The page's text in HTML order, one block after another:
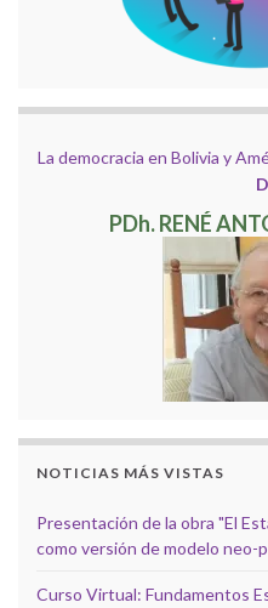
La democracia en Bolivia y
PDh. RENÉ
NOTICIAS MÁS VISTAS
Presentación de la obra "El
como versión de modelo neo-
Curso Virtual: Fundamentos